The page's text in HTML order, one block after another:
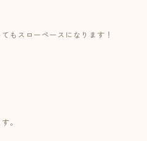
もスローペースになります！⁡
。⁡